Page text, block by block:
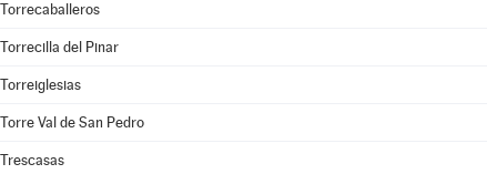
Torrecaballeros
Torrecilla del Pinar
Torreiglesias
Torre Val de San Pedro
Trescasas